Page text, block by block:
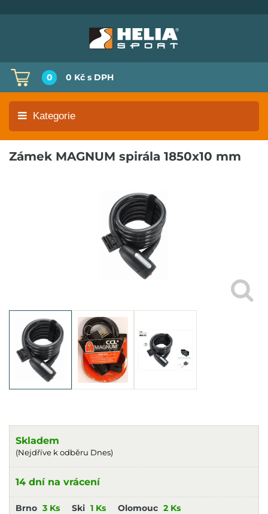
0 0 Kč s DPH
Kategorie
Zámek MAGNUM spirála 1850x10 mm
Skladem
(Nejdříve k odběru Dnes)
14 dní na vrácení
Brno 3 Ks Ski 1 Ks Olomouc 2 Ks